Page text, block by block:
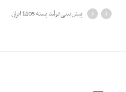
پیش بینی تولید پسته 1405 ایران ›
‹